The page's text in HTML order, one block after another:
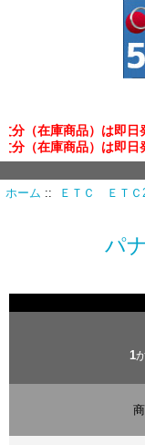
在庫商品）は即日発
在庫商品）は即日発
ホーム :: ＥＴＣ ＥＴＣ
パ
1